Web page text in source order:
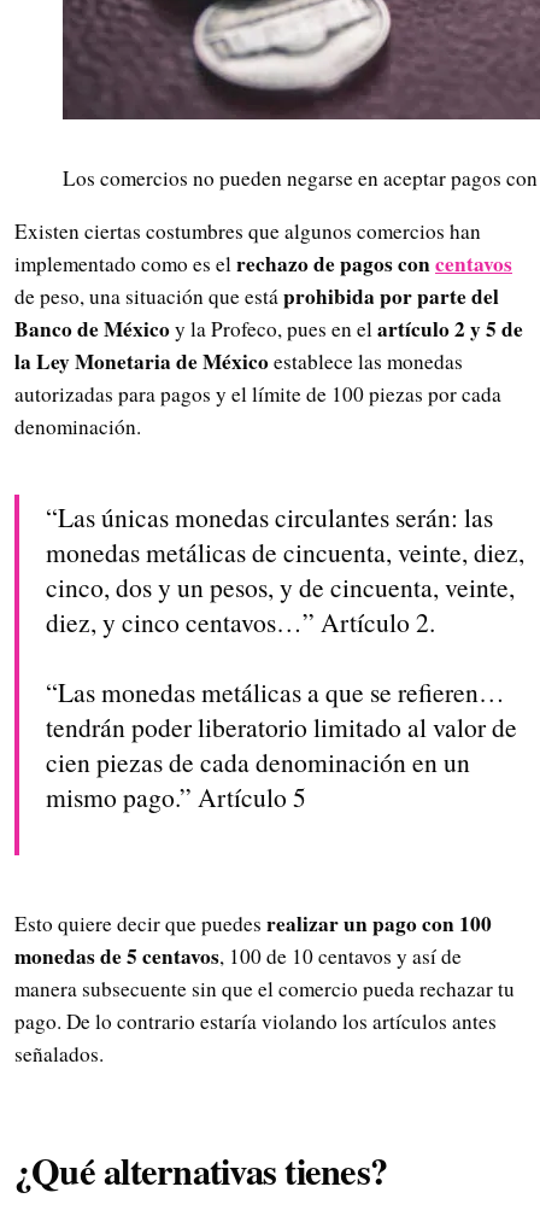
Los comercios no pueden negarse en aceptar pagos
Existen ciertas costumbres que algunos comercios han
implementado como es elrechazo de pagos concentavos
de peso, una situación que estáprohibida por parte del
Banco de Méxicoy la Profeco, pues en elartículo 2 y 5 de
la Ley Monetaria de Méxicoestablece las monedas
autorizadas para pagos y el límite de 100 piezas por cada
denominación.
“Las únicas monedas circulantes serán: las
monedas metálicas de cincuenta, veinte, diez,
cinco, dos y un pesos, y de cincuenta, veinte,
diez, y cinco centavos…” Artículo 2.
“Las monedas metálicas a que se refieren…
tendrán poder liberatorio limitado al valor de
cien piezas de cada denominación en un
mismo pago.” Artículo 5
Esto quiere decir que puedes realizar un pago con 100
monedas de 5 centavos, 100 de 10 centavos y así de
manera subsecuente sin que el comercio pueda rechazar tu
pago. De lo contrario estaría violando los artículos antes
señalados.
¿Qué alternativas tienes?